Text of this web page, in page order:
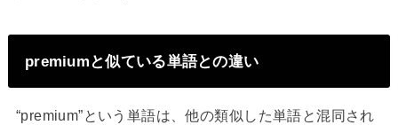
premiumと似ている単語との違い
“premium”という単語は、他の類似した単語と混同され